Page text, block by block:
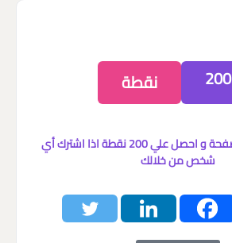
200 نقطة
شارك رابط هذه الصفحة و احصل علي 200 نقطة اذا اشترك أي
شخص من خلالك